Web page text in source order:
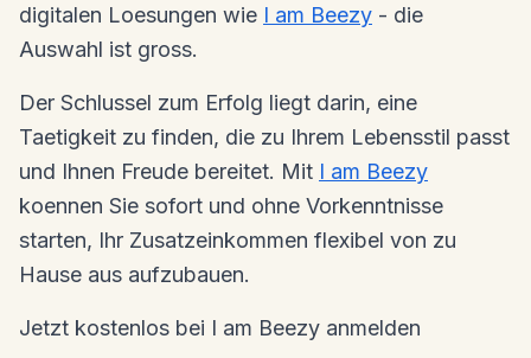
digitalen Loesungen wie I am Beezy - die
Auswahl ist gross.
Der Schlussel zum Erfolg liegt darin, eine
Taetigkeit zu finden, die zu Ihrem Lebensstil passt
und Ihnen Freude bereitet. Mit I am Beezy
koennen Sie sofort und ohne Vorkenntnisse
starten, Ihr Zusatzeinkommen flexibel von zu
Hause aus aufzubauen.
Jetzt kostenlos bei I am Beezy anmelden